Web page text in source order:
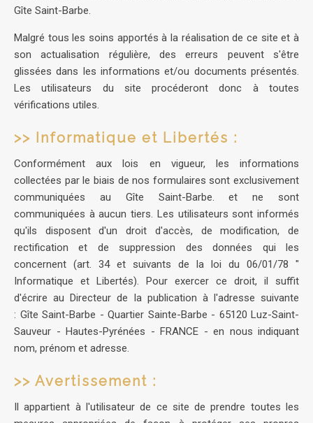
Gîte Saint-Barbe.
Malgré tous les soins apportés à la réalisation de ce site et à
son actualisation régulière, des erreurs peuvent s'être
glissées dans les informations et/ou documents présentés.
Les utilisateurs du site procéderont donc à toutes
vérifications utiles.
>> Informatique et Libertés :
Conformément aux lois en vigueur, les informations
collectées par le biais de nos formulaires sont exclusivement
communiquées au Gîte Saint-Barbe. et ne sont
communiquées à aucun tiers. Les utilisateurs sont informés
qu'ils disposent d'un droit d'accès, de modification, de
rectification et de suppression des données qui les
concernent (art. 34 et suivants de la loi du 06/01/78 "
Informatique et Libertés). Pour exercer ce droit, il suffit
d'écrire au Directeur de la publication à l'adresse suivante
: Gîte Saint-Barbe - Quartier Sainte-Barbe - 65120 Luz-Saint-
Sauveur - Hautes-Pyrénées - FRANCE - en nous indiquant
nom, prénom et adresse.
>> Avertissement :
Il appartient à l'utilisateur de ce site de prendre toutes les